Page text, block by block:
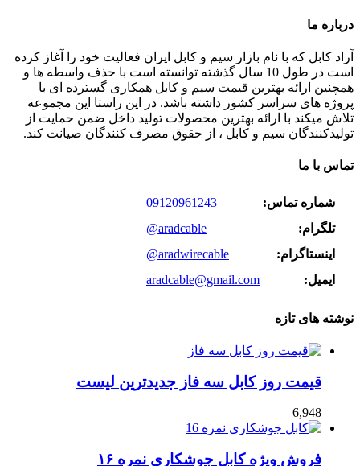
درباره ما
آراد کابل که با نام بازار سیم و کابل ایران فعالیت خود را آغاز کرده
است در طول 10 سال گذشته توانسته است با حذف واسطه ها و
همچنین ارائه بهترین قیمت سیم و کابل همکاری گسترده ای با
پروژه های سراسر کشور داشته باشد. در این راستا این مجموعه
تلاش میکند با ارائه بهترین محصولات تولید داخل ضمن حمایت از
تولیدکنندگان سیم و کابل ، از حقوق مصرف کنندگان صیانت کند.
تماس با ما
شماره تماس:
09120961243
تلگرام:
@aradcable
اینستاگرام:
@aradwirecable
ایمیل:
aradcable@gmail.com
نوشته های تازه
قیمت روز کابل سه فاز جدیدترین لیست
6,948
فروش ویژه کابل جوشکاری نمره ۱۶